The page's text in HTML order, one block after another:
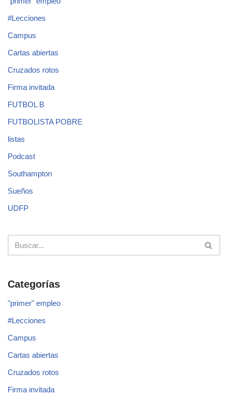
#Lecciones
Campus
Cartas abiertas
Cruzados rotos
Firma invitada
FUTBOL B
FUTBOLISTA POBRE
listas
Podcast
Southampton
Sueños
UDFP
Categorías
"primer" empleo
#Lecciones
Campus
Cartas abiertas
Cruzados rotos
Firma invitada